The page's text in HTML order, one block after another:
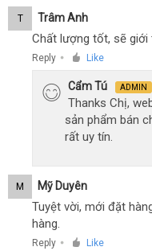
T Trâm Anh
Chất lượng tốt, sẽ giới
Reply ● Like
Cẩm Tú ADMIN
Thanks Chị,
sản phẩm bán
rất uy tín.
M Mỹ Duyên
Tuyệt vời, mới đặt
hàng.
Reply ● Like